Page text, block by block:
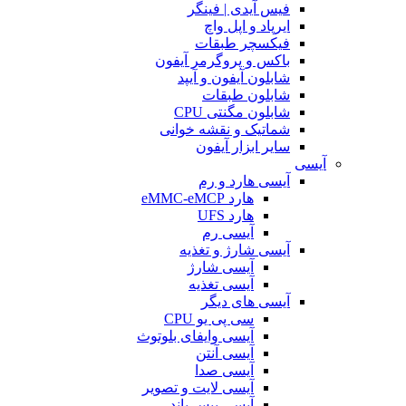
فیس آیدی | فینگر
ایرپاد و اپل واچ
فیکسچر طبقات
باکس و پروگرمر آیفون
شابلون آیفون و آیپد
شابلون طبقات
شابلون مگنتی CPU
شماتیک و نقشه خوانی
سایر ابزار آیفون
آیسی
آیسی هارد و رم
هارد eMMC-eMCP
هارد UFS
آیسی رم
آیسی شارژ و تغذیه
آیسی شارژ
آیسی تغذیه
آیسی های دیگر
سی پی یو CPU
آیسی وایفای بلوتوث
آیسی آنتن
آیسی صدا
آیسی لایت و تصویر